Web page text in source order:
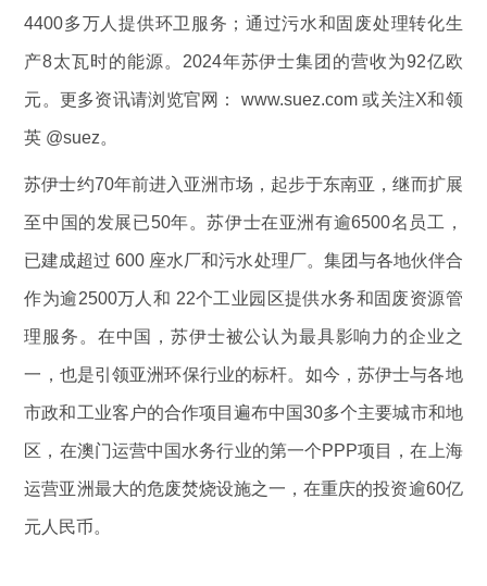
4400多万人提供环卫服务；通过污水和固废处理转化生
产8太瓦时的能源。2024年苏伊士集团的营收为92亿欧
元。更多资讯请浏览官网： www.suez.com 或关注X和领
英 @suez。
苏伊士约70年前进入亚洲市场，起步于东南亚，继而扩展
至中国的发展已50年。苏伊士在亚洲有逾6500名员工，
已建成超过 600 座水厂和污水处理厂。集团与各地伙伴合
作为逾2500万人和 22个工业园区提供水务和固废资源管
理服务。在中国，苏伊士被公认为最具影响力的企业之
一，也是引领亚洲环保行业的标杆。如今，苏伊士与各地
市政和工业客户的合作项目遍布中国30多个主要城市和地
区，在澳门运营中国水务行业的第一个PPP项目，在上海
运营亚洲最大的危废焚烧设施之一，在重庆的投资逾60亿
元人民币。